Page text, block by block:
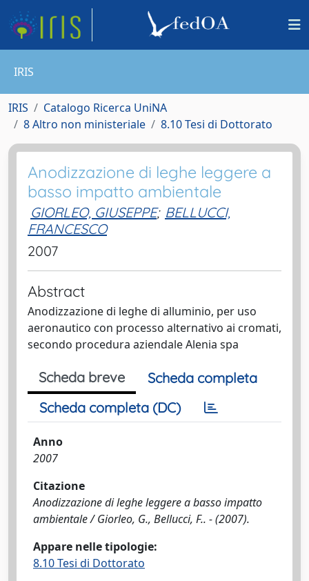
IRIS
IRIS
Catalogo Ricerca UniNA
8 Altro non ministeriale
8.10 Tesi di Dottorato
Anodizzazione di leghe leggere a
basso impatto ambientale
GIORLEO, GIUSEPPE; BELLUCCI,
FRANCESCO
2007
Abstract
Anodizzazione di leghe di alluminio, per uso
aeronautico con processo alternativo ai cromati,
secondo procedura aziendale Alenia spa
Scheda breve
Scheda completa
Scheda completa (DC)
Anno
2007
Citazione
Anodizzazione di leghe leggere a basso impatto
ambientale / Giorleo, G., Bellucci, F.. - (2007).
Appare nelle tipologie:
8.10 Tesi di Dottorato